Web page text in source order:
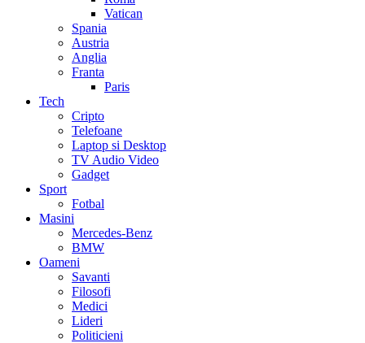
Vatican
Spania
Austria
Anglia
Franta
Paris
Tech
Cripto
Telefoane
Laptop si Desktop
TV Audio Video
Gadget
Sport
Fotbal
Masini
Mercedes-Benz
BMW
Oameni
Savanti
Filosofi
Medici
Lideri
Politicieni